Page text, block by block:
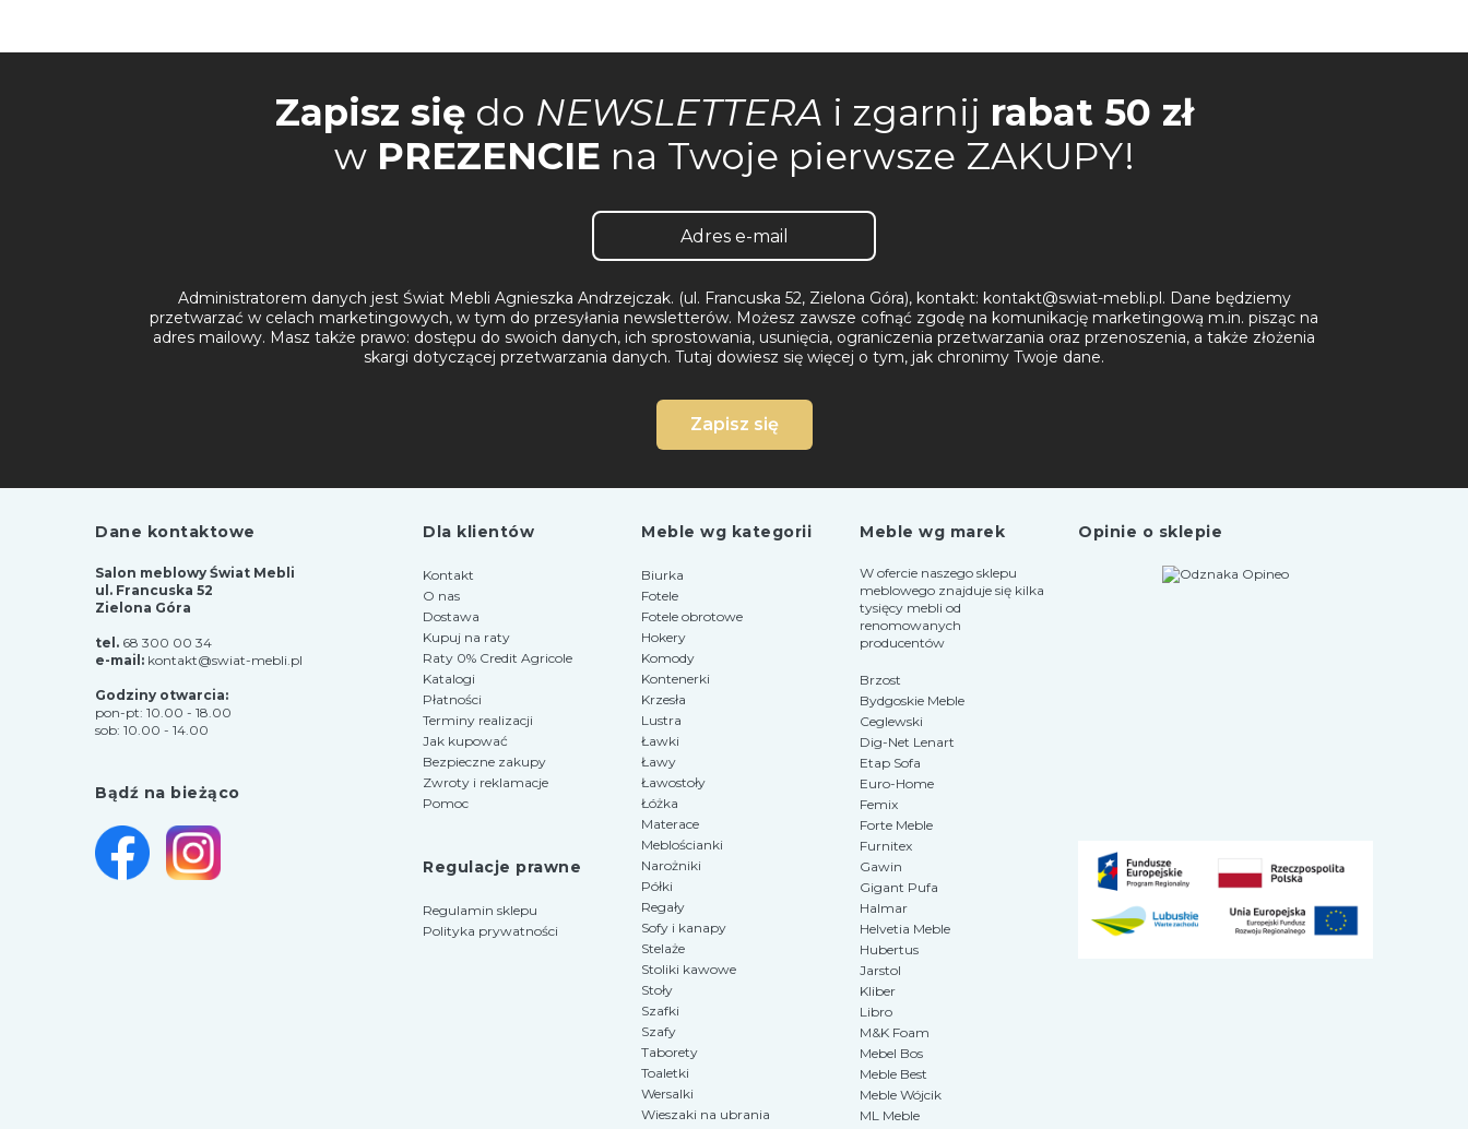
Zapisz się do NEWSLETTERA i zgarnij rabat 50 zł
w PREZENCIE na Twoje pierwsze ZAKUPY!
Administratorem danych jest Świat Mebli Agnieszka Andrzejczak. (ul. Francuska 52, Zielona Góra), kontakt: kontakt@swiat-mebli.pl. Dane będziemy
przetwarzać w celach marketingowych, w tym do przesyłania newsletterów. Możesz zawsze cofnąć zgodę na komunikację marketingową m.in. pisząc na
adres mailowy. Masz także prawo: dostępu do swoich danych, ich sprostowania, usunięcia, ograniczenia przetwarzania oraz przenoszenia, a także złożenia
skargi dotyczącej przetwarzania danych. Tutaj dowiesz się więcej o tym, jak chronimy Twoje dane.
Zapisz się
Dane kontaktowe
Salon meblowy Świat Mebli
ul. Francuska 52
Zielona Góra
tel. 68 300 00 34
e-mail: kontakt@swiat-mebli.pl
Godziny otwarcia:
pon-pt: 10.00 - 18.00
sob: 10.00 - 14.00
Bądź na bieżąco
Dla klientów
Kontakt
O nas
Dostawa
Kupuj na raty
Raty 0% Credit Agricole
Katalogi
Płatności
Terminy realizacji
Jak kupować
Bezpieczne zakupy
Zwroty i reklamacje
Pomoc
Regulacje prawne
Regulamin sklepu
Polityka prywatności
Meble wg kategorii
Biurka
Fotele
Fotele obrotowe
Hokery
Komody
Kontenerki
Krzesła
Lustra
Ławki
Ławy
Ławostoły
Łóżka
Materace
Meblościanki
Narożniki
Półki
Regały
Sofy i kanapy
Stelaże
Stoliki kawowe
Stoły
Szafki
Szafy
Taborety
Toaletki
Wersalki
Wieszaki na ubrania
Meble wg marek
W ofercie naszego sklepu
meblowego znajduje się kilka
tysięcy mebli od
renomowanych
producentów
Brzost
Bydgoskie Meble
Ceglewski
Dig-Net Lenart
Etap Sofa
Euro-Home
Femix
Forte Meble
Furnitex
Gawin
Gigant Pufa
Halmar
Helvetia Meble
Hubertus
Jarstol
Kliber
Libro
M&K Foam
Mebel Bos
Meble Best
Meble Wójcik
ML Meble
Opinie o sklepie